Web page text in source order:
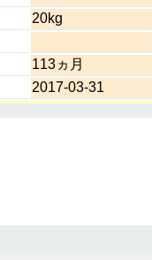
20kg
113ヵ月
2017-03-31